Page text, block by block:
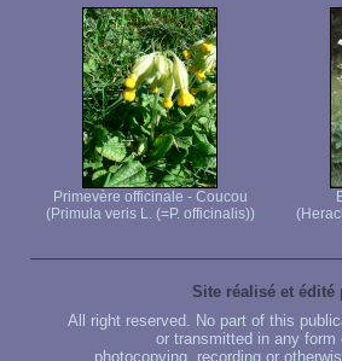
Primevère officinale - Coucou
(Primula veris L. (=P. officinalis))
Site réalisé et édité
All right reserved. No part of this
or transmitted in any
photocopying, recording or